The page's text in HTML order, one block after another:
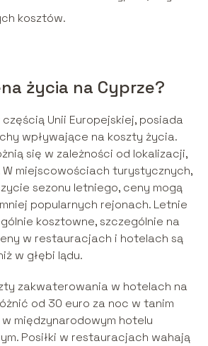
kosztów.
życia na Cyprze?
częścią Unii Europejskiej, posiada
wpływające na koszty życia.
się w zależności od lokalizacji,
W miejscowościach turystycznych,
sezonu letniego, ceny mogą
popularnych rejonach. Letnie
kosztowne, szczególnie na
w restauracjach i hotelach są
w głębi lądu.
zakwaterowania w hotelach na
od 30 euro za noc w tanim
międzynarodowym hotelu
Posiłki w restauracjach wahają